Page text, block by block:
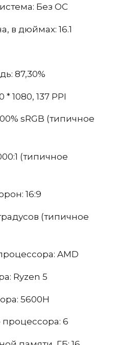
Без ОС
в дюймах: 16.1
87,30%
1080, 137 PPI
sRGB (типичное
(типичное
16:9
(типичное
AMD
Ryzen 5
5600H
процессора: 6